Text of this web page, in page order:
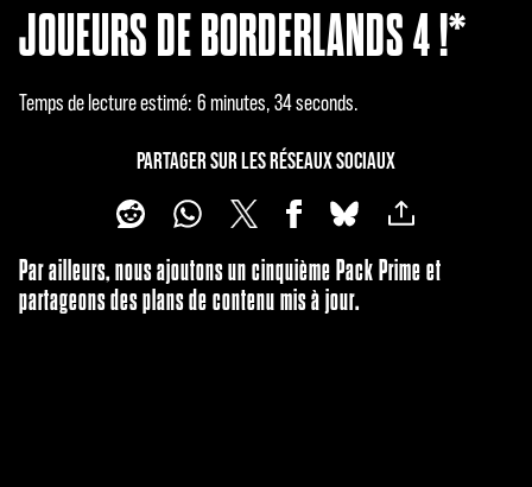
JOUEURS DE BORDERLANDS 4 !*
Temps de lecture estimé 6 minutes, 34 seconds
PARTAGER SUR LES RÉSEAUX SOCIAUX
Par ailleurs, nous ajoutons un cinquième Pack Prime et
partageons des plans de contenu mis à jour.